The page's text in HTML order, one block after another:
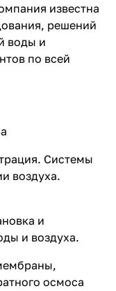
известна
решений
воды и
по всей
Системы
воздуха.
и
и воздуха.
осмоса